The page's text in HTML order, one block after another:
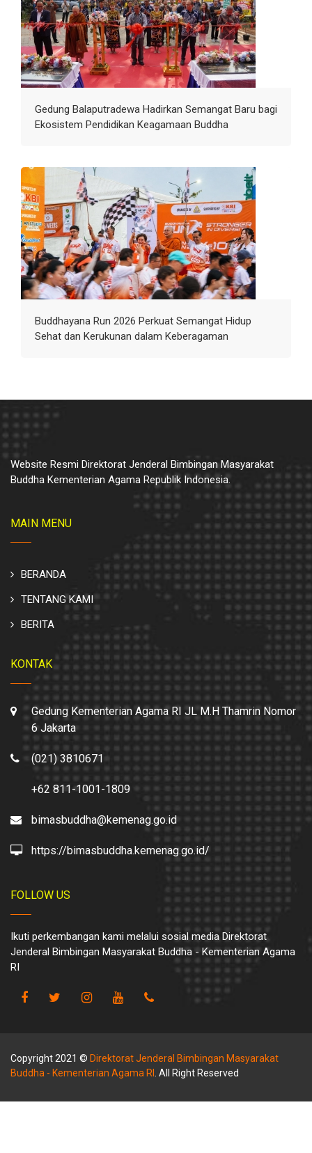
Gedung Balaputradewa Hadirkan Semangat Baru bagi
Ekosistem Pendidikan Keagamaan Buddha
Buddhayana Run 2026 Perkuat Semangat Hidup
Sehat dan Kerukunan dalam Keberagaman
Website Resmi Direktorat Jenderal Bimbingan Masyarakat
Buddha Kementerian Agama Republik Indonesia.
MAIN MENU
BERANDA
TENTANG KAMI
BERITA
KONTAK
Gedung Kementerian Agama RI JL M.H Thamrin Nomor
6 Jakarta
(021) 3810671
+62 811-1001-1809
bimasbuddha@kemenag.go.id
https://bimasbuddha.kemenag.go.id/
FOLLOW US
Ikuti perkembangan kami melalui sosial media Direktorat
Jenderal Bimbingan Masyarakat Buddha - Kementerian Agama
RI
Copyright 2021 © Direktorat Jenderal Bimbingan Masyarakat
Buddha - Kementerian Agama RI
. All Right Reserved